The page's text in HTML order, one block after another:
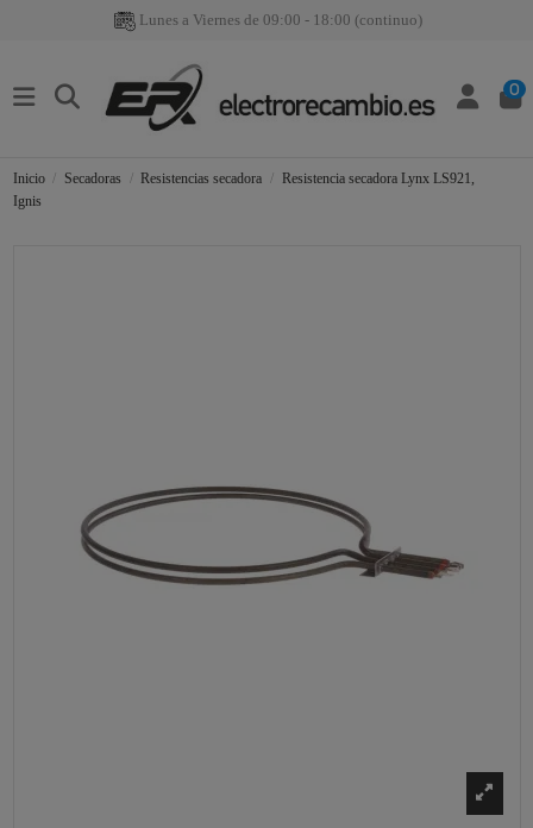
Lunes a Viernes de 09:00 - 18:00 (continuo)
0
Inicio Secadoras Resistencias secadora
Resistencia secadora Lynx LS921,
Ignis